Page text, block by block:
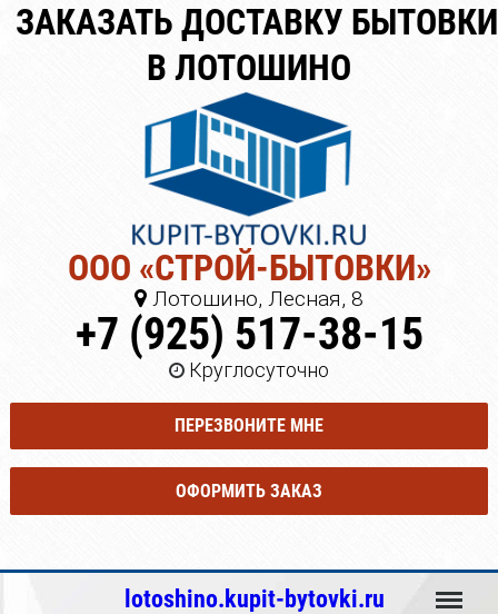
ЗАКАЗАТЬ ДОСТАВКУ БЫТОВКИ
В ЛОТОШИНО
ООО «СТРОЙ-БЫТОВКИ»
Лотошино, Лесная, 8
+7 (925) 517-38-15
Круглосуточно
ПЕРЕЗВОНИТЕ МНЕ
ОФОРМИТЬ ЗАКАЗ
lotoshino.kupit-bytovki.ru Меню